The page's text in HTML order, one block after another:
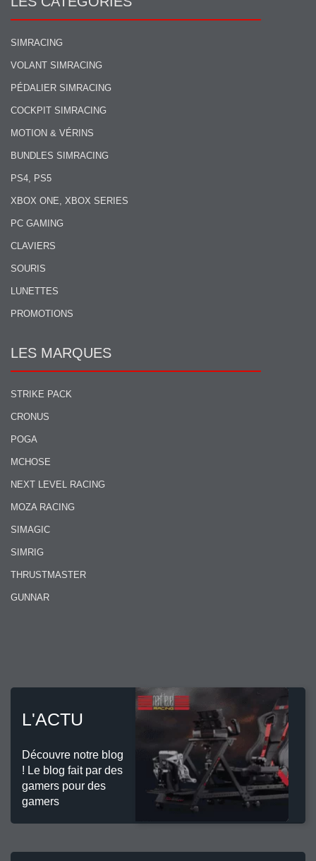
SIMRACING
VOLANT SIMRACING
PÉDALIER SIMRACING
COCKPIT SIMRACING
MOTION & VÉRINS
BUNDLES SIMRACING
PS4, PS5
XBOX ONE, XBOX SERIES
PC GAMING
CLAVIERS
SOURIS
LUNETTES
PROMOTIONS
LES MARQUES
STRIKE PACK
CRONUS
POGA
MCHOSE
NEXT LEVEL RACING
MOZA RACING
SIMAGIC
SIMRIG
THRUSTMASTER
GUNNAR
L'ACTU
Découvre notre blog
! Le blog fait par des
gamers pour des
gamers